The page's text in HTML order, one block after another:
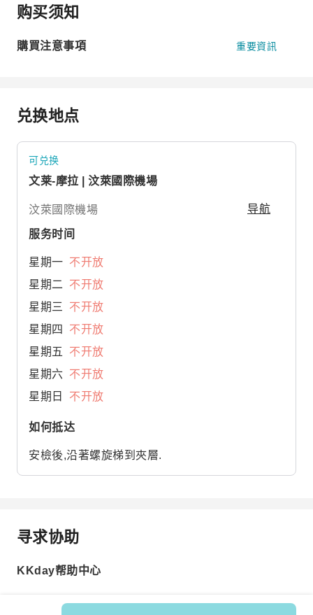
购买须知
購買注意事項 重要資訊
兑换地点
可兑换
文莱-摩拉 | 汶萊國際機場
汶萊國際機場 导航
服务时间
星期一 不开放
星期二
不开放
星期三
不开放
星期四
不开放
星期五
不开放
星期六 不开放
星期日
不开放
如何抵达
安檢後,沿著螺旋梯到夾層.
寻求协助
KKday帮助中心